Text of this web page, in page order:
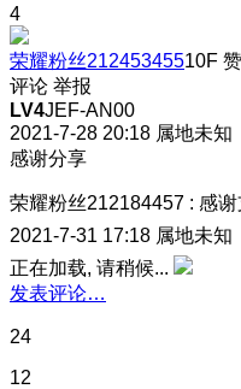
4
荣耀粉丝21245345510F 赞
评论 举报
LV4JEF-AN00
2021-7-28 20:18 属地未知
感谢分享
荣耀粉丝212184457 : 感
2021-7-31 17:18 属地未知
正在加载, 请稍候...
发表评论…
24
12